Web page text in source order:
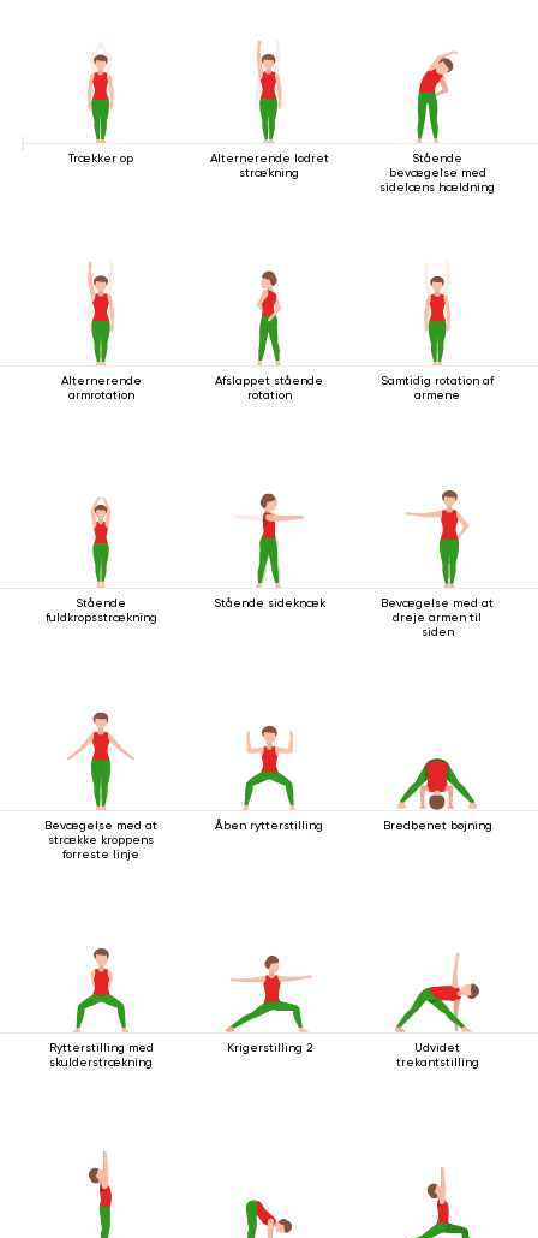
Trækker op
Alternerende lodret
strækning
Stående
bevægelse med
sidelæns hældning
Alternerende
armrotation
Afslappet stående
rotation
Samtidig rotation af
armene
Stående
fuldkropsstrækning
Stående sideknæk
Bevægelse med at
dreje armen til
siden
Bevægelse med at
strække kroppens
forreste linje
Åben rytterstilling Bredbenet bøjning
Rytterstilling med
skulderstrækning
Krigerstilling 2
Udvidet
trekantstilling